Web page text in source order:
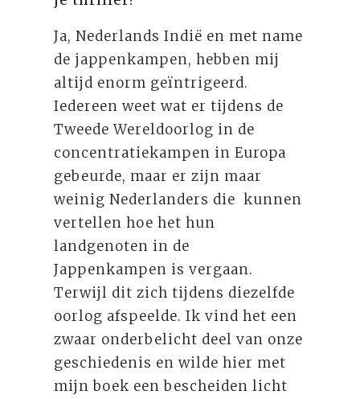
Ja, Nederlands Indië en met name
de jappenkampen, hebben mij
altijd enorm geïntrigeerd.
Iedereen weet wat er tijdens de
Tweede Wereldoorlog in de
concentratiekampen in Europa
gebeurde, maar er zijn maar
weinig Nederlanders die kunnen
vertellen hoe het hun
landgenoten in de
Jappenkampen is vergaan.
Terwijl dit zich tijdens diezelfde
oorlog afspeelde. Ik vind het een
zwaar onderbelicht deel van onze
geschiedenis en wilde hier met
mijn boek een bescheiden licht